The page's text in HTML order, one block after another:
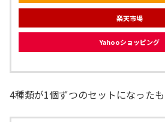
楽天市場
Yahooショッピング
4種類が1個ずつのセットになったも